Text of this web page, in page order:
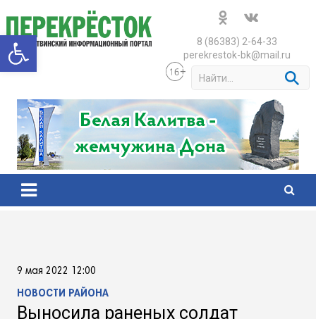
to
content
8 (86383) 2-64-33
perekrestok-bk@mail.ru
a
r
c
h
9 мая 2022 12:00
НОВОСТИ РАЙОНА
Выносила раненых солдат
Открыть панель